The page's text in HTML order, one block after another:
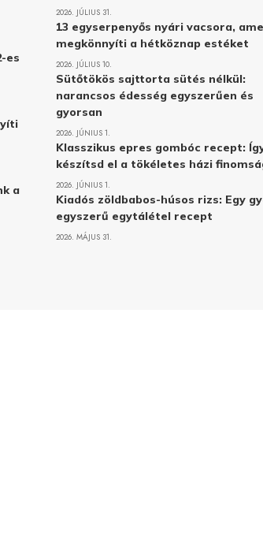
es
a
2026. JÚLIUS 31.
13 egyserpenyős nyári vacsora,
megkönnyíti a hétköznap estéket
2026. JÚLIUS 10.
Sütőtökös sajttorta sütés nélkül:
narancsos édesség egyszerűen és
gyorsan
2026. JÚNIUS 1.
Klasszikus epres gombóc recept:
készítsd el a tökéletes házi
2026. JÚNIUS 1.
Kiadós zöldbabos-húsos rizs: Egy
egyszerű egytálétel recept
2026. MÁJUS 31.